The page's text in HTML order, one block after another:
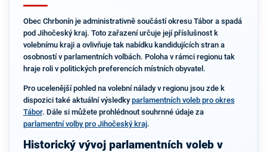
Obec Chrbonín je administrativně součástí okresu Tábor a spadá
pod Jihočeský kraj. Toto zařazení určuje její příslušnost k
volebnímu kraji a ovlivňuje tak nabídku kandidujících stran a
osobností v parlamentních volbách. Poloha v rámci regionu tak
hraje roli v politických preferencích místních obyvatel.
Pro ucelenější pohled na volební nálady v regionu jsou zde k
dispozici také aktuální výsledky parlamentních voleb pro okres
Tábor. Dále si můžete prohlédnout souhrnné údaje za
parlamentní volby pro Jihočeský kraj.
Historický vývoj parlamentních voleb v